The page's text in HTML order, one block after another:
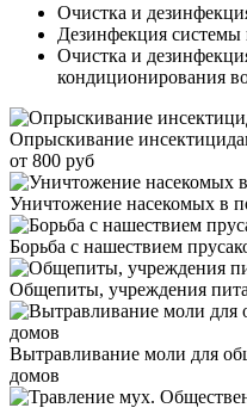
Очистка и
Дезинфекция
Очистка и
кондиционирования
Опрыскивание
от 800 руб
Уничтожение насекомых в
Борьба с нашествием
Общепиты, учреждения
Вытравливание моли для
домов